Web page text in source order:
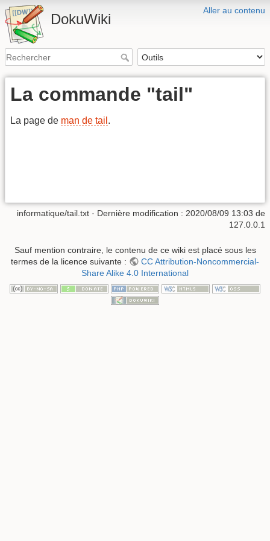
Aller au contenu
DokuWiki
La commande "tail"
La page de man de tail .
informatique/tail.txt · Dernière modification : 2020/08/09 13:03 de
127.0.0.1
Sauf mention contraire, le contenu de ce wiki est placé sous les
termes de la licence suivante :
CC Attribution-Noncommercial-
Share Alike 4.0 International